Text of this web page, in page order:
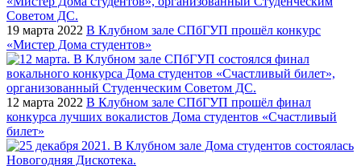
19 марта 2022 В Клубном зале СПбГУП прошёл конкурс
«Мистер Дома студентов»
12 марта 2022 В Клубном зале СПбГУП прошёл финал
конкурса лучших вокалистов Дома студентов «Счастливый
билет»